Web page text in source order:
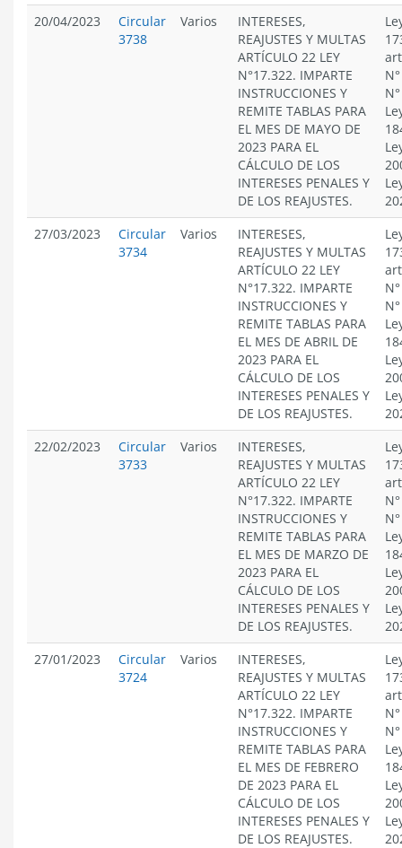
20/04/2023
Circular
3738
Varios
INTERESES,
REAJUSTES Y MULTAS
ARTÍCULO 22 LEY
N°17.322. IMPARTE
INSTRUCCIONES Y
REMITE TABLAS PARA
EL MES DE MAYO DE
2023 PARA EL
CÁLCULO DE LOS
INTERESES PENALES Y
DE LOS REAJUSTES.
27/03/2023
Circular
3734
Varios
INTERESES,
REAJUSTES Y MULTAS
ARTÍCULO 22 LEY
N°17.322. IMPARTE
INSTRUCCIONES Y
REMITE TABLAS PARA
EL MES DE ABRIL DE
2023 PARA EL
CÁLCULO DE LOS
INTERESES PENALES Y
DE LOS REAJUSTES.
22/02/2023
Circular
3733
Varios
INTERESES,
REAJUSTES Y MULTAS
ARTÍCULO 22 LEY
N°17.322. IMPARTE
INSTRUCCIONES Y
REMITE TABLAS PARA
EL MES DE MARZO DE
2023 PARA EL
CÁLCULO DE LOS
INTERESES PENALES Y
DE LOS REAJUSTES.
27/01/2023
Circular
3724
Varios
INTERESES,
REAJUSTES Y MULTAS
ARTÍCULO 22 LEY
N°17.322. IMPARTE
INSTRUCCIONES Y
REMITE TABLAS PARA
EL MES DE FEBRERO
DE 2023 PARA EL
CÁLCULO DE LOS
INTERESES PENALES Y
DE LOS REAJUSTES.